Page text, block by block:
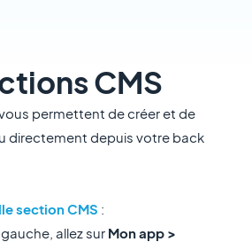
CMS
permettent de créer et de
directement depuis votre back
section CMS :
allez sur Mon app >